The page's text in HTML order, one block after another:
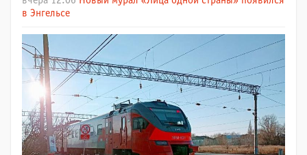
в Энгельсе